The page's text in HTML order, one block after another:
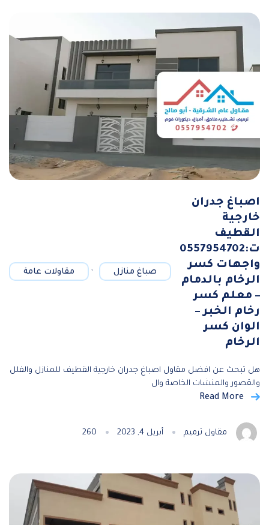
صباغ منازل , مقاولات عامة
اصباغ جدران
خارجية
القطيف
ت:0557954702
واجهات كسر
الرخام بالدمام
– معلم كسر
رخام الخبر –
الوان كسر
الرخام
هل تبحث عن افضل مقاول اصباغ جدران خارجية القطيف للمنازل والفلل
والقصور والمنشات الخاصة وال
Read More
مقاول ترميم أبريل 4, 2023 260